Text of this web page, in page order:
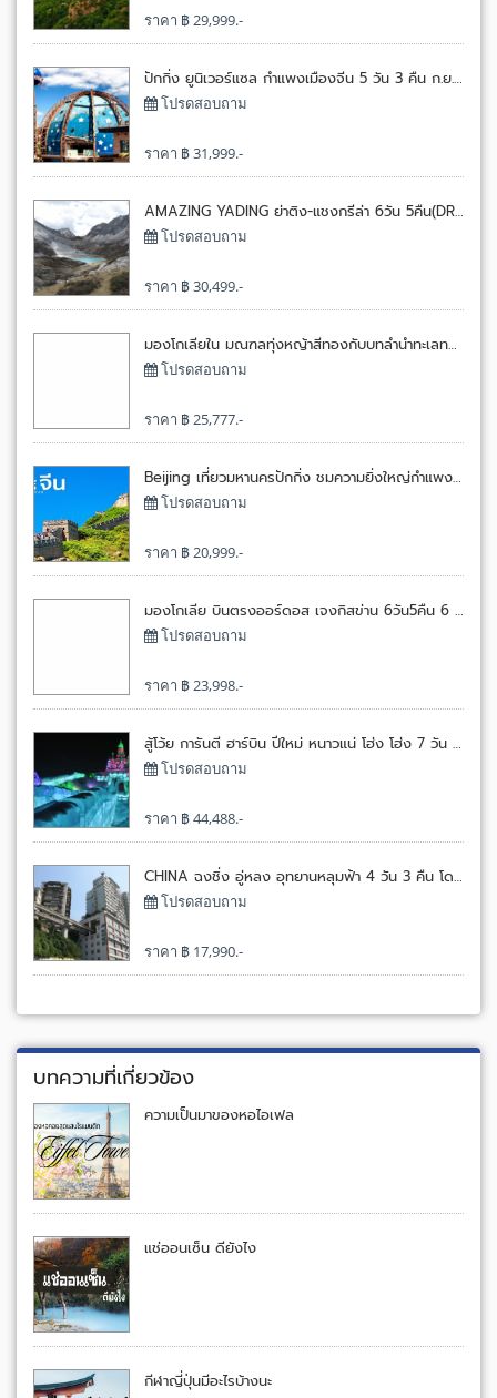
ราคา ฿ 29,999.-
ปักกิ่ง ยูนิเวอร์แซล กำแพงเมืองจีน 5 วัน 3 คืน ก.ย.-ธ.ค.68 5 วัน 3 คืน โดยแอร์ ไชน่า[CA]
โปรดสอบถาม
ราคา ฿ 31,999.-
AMAZING YADING ย่าติง-แชงกรีล่า 6วัน 5คืน(DR)18-23 ต.ค.2568 6 วัน 5 คืน โดยหยุยลี่ แอร์ไลน์ [DR]
โปรดสอบถาม
ราคา ฿ 30,499.-
มองโกเลียใน มณฑลทุ่งหญ้าสีทองกับบทลำนำทะเลทราย 6 วัน 5 คืน 6 วัน 5 คืน โดยแอร์เอเชีย[FD]
โปรดสอบถาม
ราคา ฿ 25,777.-
Beijing เที่ยวมหานครปักกิ่ง ชมความยิ่งใหญ่กำแพงเมือง FREEDAY 6 วัน 4 คืน โดยไทย เวียด เจ็ท[VZ]
โปรดสอบถาม
ราคา ฿ 20,999.-
​มองโกเลีย บินตรงออร์ดอส เจงกิสข่าน 6วัน5คืน 6 วัน 5 คืน โดยแอร์เอเชีย[FD]
โปรดสอบถาม
ราคา ฿ 23,998.-
สู้โว้ย การันตี ฮาร์บิน ปีใหม่ หนาวแน่ โฮ่ง โฮ่ง 7 วัน 5 คืน โดยไทยแอร์เอเชียเอ๊กซ์[XJ]
โปรดสอบถาม
ราคา ฿ 44,488.-
CHINA ฉงชิ่ง อู่หลง อุทยานหลุมฟ้า 4 วัน 3 คืน โดยแอร์เอเชีย[FD]
โปรดสอบถาม
ราคา ฿ 17,990.-
บทความที่เกี่ยวข้อง
ความเป็นมาของหอไอเฟล
แช่ออนเซ็น ดียังไง
กีฬาญี่ปุ่นมีอะไรบ้างนะ